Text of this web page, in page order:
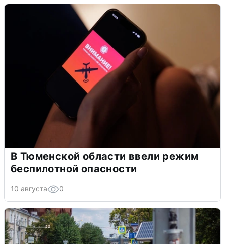
В Тюменской области ввели режим
беспилотной опасности
10 августа 0